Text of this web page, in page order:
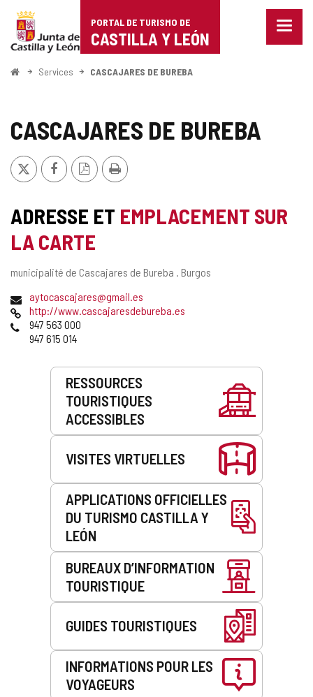
Portal
de
Turismo
Castilla
León
PORTAL DE TURISMO DE
CASTILLA Y LEÓN
Menu
<
Services CASCAJARES DE BUREBA
CASCAJARES DE BUREBA
X FacebookVersion
PDF
Imprimer
ADRESSE ET EMPLACEMENT SUR
LA CARTE
Adresse
municipalité de Cascajares de Bureba . Burgos
Adresse
de
courrier
électronique
aytocascajares@gmail.es
Page
Web
http://www.cascajaresdebureba.es
Téléphones
947 563 000
947 615 014
Prestations
RESSOURCES
TOURISTIQUES
ACCESSIBLES
VISITES VIRTUELLES
APPLICATIONS OFFICIELLES
DU TURISMO CASTILLA Y
LEÓN
BUREAUX D’INFORMATION
TOURISTIQUE
GUIDES TOURISTIQUES
INFORMATIONS POUR LES
VOYAGEURS